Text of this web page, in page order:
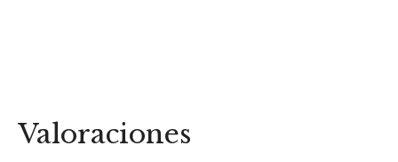
Valoraciones